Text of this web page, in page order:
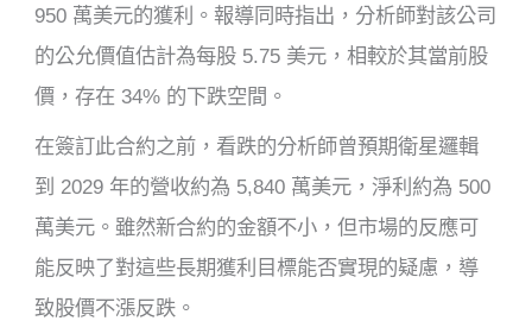
950 萬美元的獲利。報導同時指出，分析師對該公司
的公允價值估計為每股 5.75 美元，相較於其當前股
價，存在 34% 的下跌空間。
在簽訂此合約之前，看跌的分析師曾預期衛星邏輯
到 2029 年的營收約為 5,840 萬美元，淨利約為 500
萬美元。雖然新合約的金額不小，但市場的反應可
能反映了對這些長期獲利目標能否實現的疑慮，導
致股價不漲反跌。